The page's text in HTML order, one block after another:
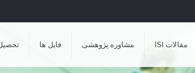
مقالات ISI مشاوره پژوهشی فایل ها